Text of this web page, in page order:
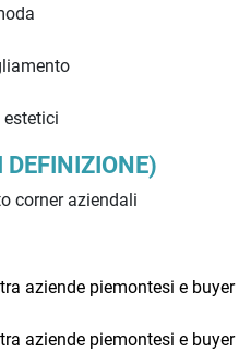
estetici
corner aziendali
aziende piemontesi e buyer
aziende piemontesi e buyer